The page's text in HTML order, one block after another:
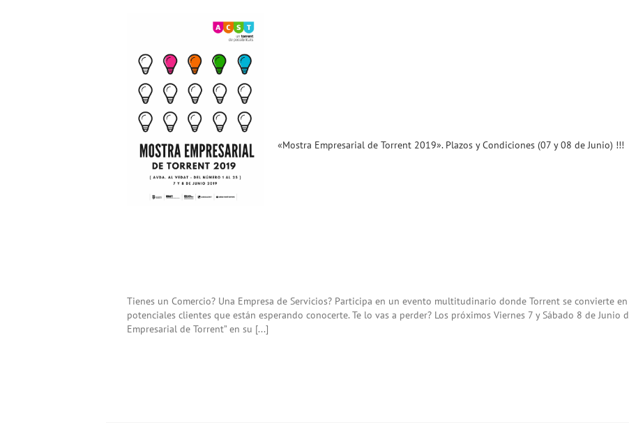
«Mostra Empresarial de Torrent 2019». Plazos y Condiciones (07 y 08 de Junio) !!!
Tienes un Comercio? Una Empresa de Servicios? Participa en un evento multitudinario donde Torrent se convierte
potenciales clientes que están esperando conocerte. Te lo vas a perder? Los próximos Viernes 7 y Sábado 8 de Junio
Empresarial de Torrent” en su [...]